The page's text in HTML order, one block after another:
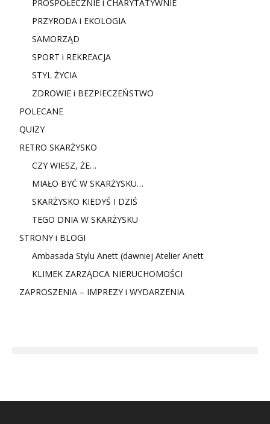
PROSPOŁECZNIE i CHARYTATYWNIE
PRZYRODA i EKOLOGIA
SAMORZĄD
SPORT i REKREACJA
STYL ŻYCIA
ZDROWIE i BEZPIECZEŃSTWO
POLECANE
QUIZY
RETRO SKARŻYSKO
CZY WIESZ, ŻE…
MIAŁO BYĆ W SKARŻYSKU…
SKARŻYSKO KIEDYŚ I DZIŚ
TEGO DNIA W SKARŻYSKU
STRONY i BLOGI
Ambasada Stylu Anett (dawniej Atelier Anett
KLIMEK ZARZĄDCA NIERUCHOMOŚCI
ZAPROSZENIA – IMPREZY i WYDARZENIA